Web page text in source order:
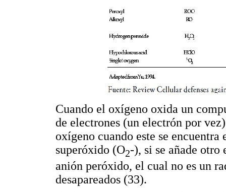
Cuando el oxígeno oxida un
de electrones (un electrón por
oxígeno cuando este se
superóxido (O2-), si se añade otro
anión peróxido, el cual no es un
desapareados (33).